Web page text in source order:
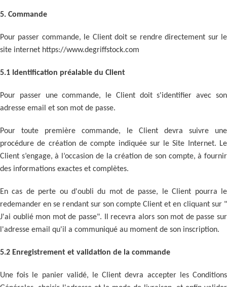
5. Commande
Pour passer commande, le Client doit se rendre directement sur le
site internet https://www.degriffstock.com
5.1 Identification préalable du Client
Pour passer une commande, le Client doit s'identifier avec son
adresse email et son mot de passe.
Pour toute première commande, le Client devra suivre une
procédure de création de compte indiquée sur le Site Internet. Le
Client s’engage, à l’occasion de la création de son compte, à fournir
des informations exactes et complètes.
En cas de perte ou d'oubli du mot de passe, le Client pourra le
redemander en se rendant sur son compte Client et en cliquant sur "
J'ai oublié mon mot de passe". Il recevra alors son mot de passe sur
l'adresse email qu'il a communiqué au moment de son inscription.
5.2 Enregistrement et validation de la commande
Une fois le panier validé, le Client devra accepter les Conditions